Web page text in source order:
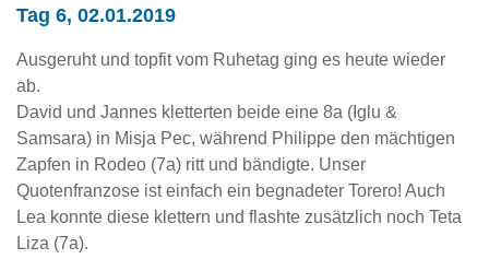
Tag 6, 02.01.2019
Ausgeruht und topfit vom Ruhetag ging es heute wieder
ab.
David und Jannes kletterten beide eine 8a (Iglu &
Samsara) in Misja Pec, während Philippe den mächtigen
Zapfen in Rodeo (7a) ritt und bändigte. Unser
Quotenfranzose ist einfach ein begnadeter Torero! Auch
Lea konnte diese klettern und flashte zusätzlich noch Teta
Liza (7a).